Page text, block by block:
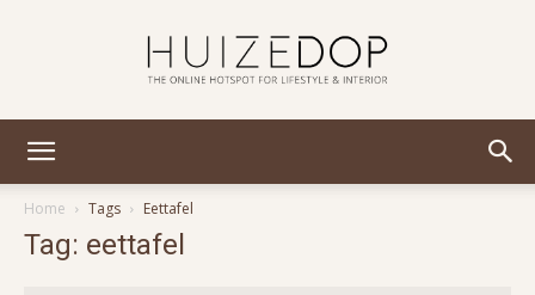
Home
Tags Eettafel
Tag: eettafel